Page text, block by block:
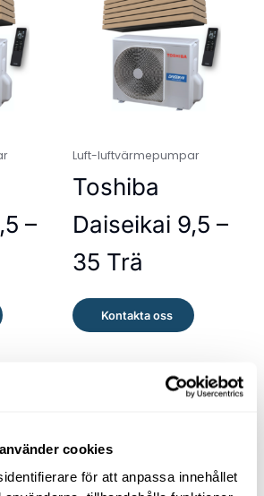
cookies
för att anpassa innehållet
–
Luft-luftvärmepumpar
Toshiba
Daiseikai 9,5 –
35 Trä
Kontakta oss